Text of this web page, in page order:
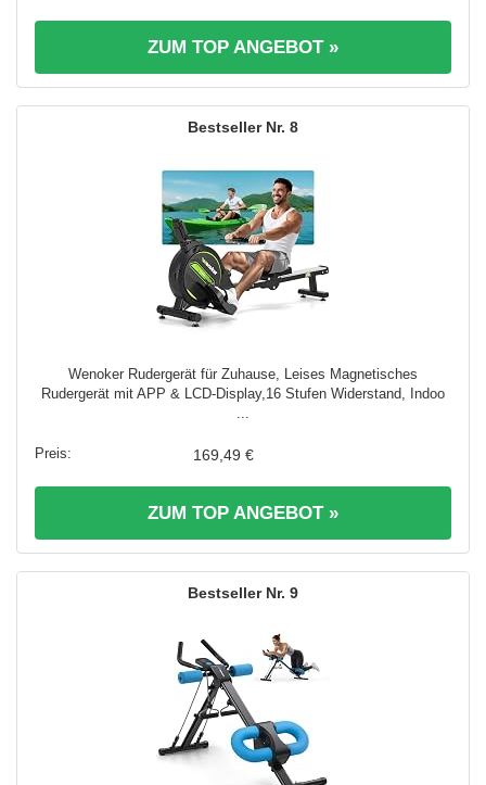
ZUM TOP ANGEBOT »
8
Wenoker Rudergerät für Zuhause, Leises Magnetisches
Rudergerät mit APP & LCD-Display,16 Stufen Widerstand, Indoo
...
169,49 €
ZUM TOP ANGEBOT »
9